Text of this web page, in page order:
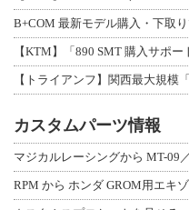
【KTM】「890 SMT 購入サポ
カスタムパーツ情報